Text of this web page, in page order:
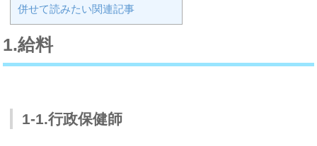
併せて読みたい関連記事
1.給料
1-1.行政保健師